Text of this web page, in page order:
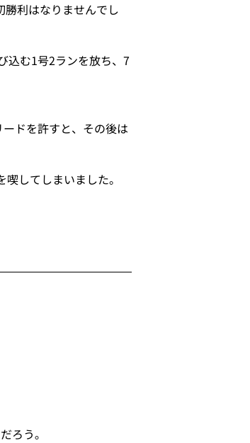
利はなりませんでし
込む1号2ランを放ち、7
ドを許すと、その後は
してしまいました。
ろう｡